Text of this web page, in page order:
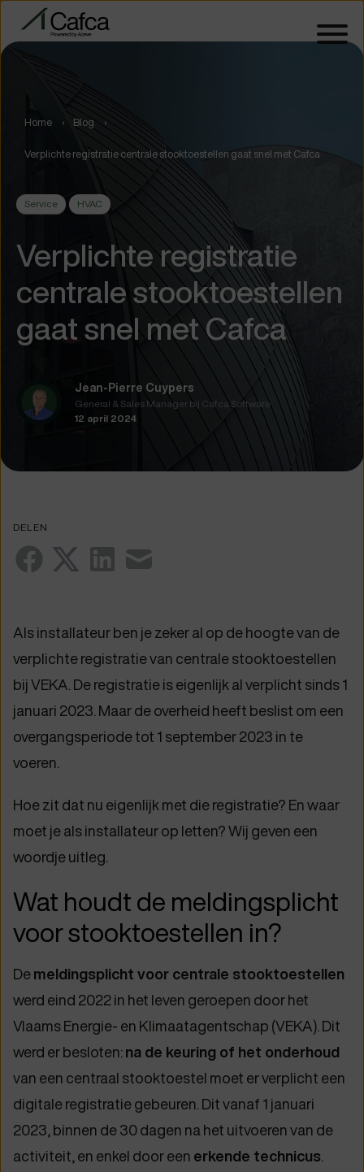
Home Blog
Verplichte registratie centrale stooktoestellen gaat snel met Cafca
Service HVAC
Verplichte registratie
centrale stooktoestellen
gaat snel met Cafca
Jean-Pierre Cuypers
General & Sales Manager bij Cafca Software
12 april 2024
DELEN
Als installateur ben je zeker al op de hoogte van de
verplichte registratie van centrale stooktoestellen
bij VEKA. De registratie is eigenlijk al verplicht sinds 1
januari 2023. Maar de overheid heeft beslist om een
overgangsperiode tot 1 september 2023 in te
voeren.
Hoe zit dat nu eigenlijk met die registratie? En waar
moet je als installateur op letten? Wij geven een
woordje uitleg.
Wat houdt de meldingsplicht
voor stooktoestellen in?
Demeldingsplicht voor centrale stooktoestellen
werd eind 2022 in het leven geroepen door het
Vlaams Energie- en Klimaatagentschap (VEKA). Dit
werd er besloten:na de keuring of het onderhoud
van een centraal stooktoestel moet er verplicht een
digitale registratie gebeuren. Dit vanaf 1 januari
2023, binnen de 30 dagen na het uitvoeren van de
activiteit, en enkel door een erkende technicus.